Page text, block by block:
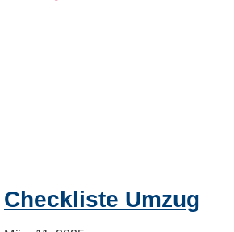
Checkliste Umzug